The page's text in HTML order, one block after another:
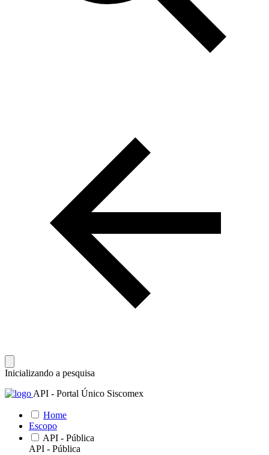
Inicializando a pesquisa
API - Portal Único Siscomex
Home
Escopo
API - Pública
API - Pública